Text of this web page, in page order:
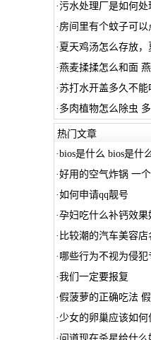
·污水处理厂是如何
· 房间里有个蚊子可
· 夏天鸡汤怎么存放
·燕麦揉揉怎么和面
·苏打水开盖多久不
· 多肉植物怎么除虫
热门文章
·bios是什么 bios是什
·好用的空气炸锅 一
·如何申请qq靓号
·孕妇吃什么补钙效
· 比较潮的汽车美容店
· 哪些行为不视为侵犯
·我们一定要报复
·假菠萝的正确吃法
· 少女的卵巢应该如何